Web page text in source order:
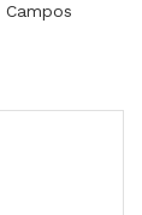
Campos